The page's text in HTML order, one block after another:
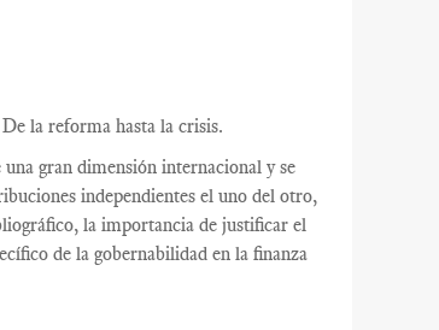
la reforma hasta la crisis.
gran dimensión internacional y se
independientes el uno del otro,
la importancia de justificar el
de la gobernabilidad en la finanza